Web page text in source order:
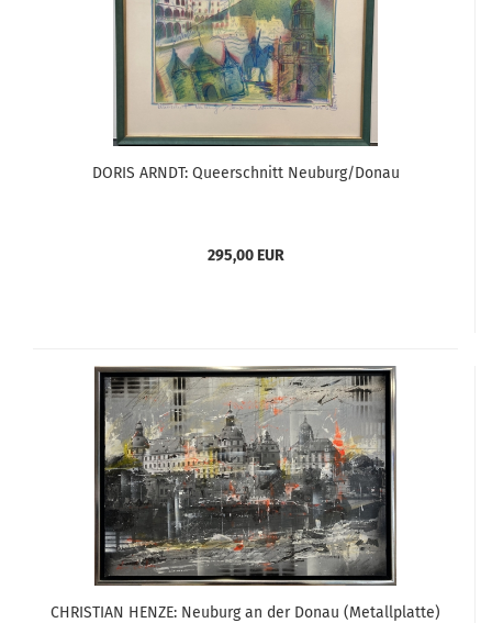
DORIS ARNDT: Queerschnitt Neuburg/Donau
295,00 EUR
CHRISTIAN HENZE: Neuburg an der Donau (Metallplatte)